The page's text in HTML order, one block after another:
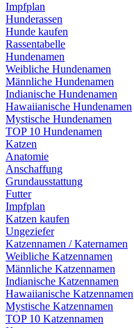
Impfplan
Hunderassen
Hunde kaufen
Rassentabelle
Hundenamen
Weibliche Hundenamen
Männliche Hundenamen
Indianische Hundenamen
Hawaiianische Hundenamen
Mystische Hundenamen
TOP 10 Hundenamen
Katzen
Anatomie
Anschaffung
Grundausstattung
Futter
Impfplan
Katzen kaufen
Ungeziefer
Katzennamen / Katernamen
Weibliche Katzennamen
Männliche Katzennamen
Indianische Katzennamen
Hawaiianische Katzennamen
Mystische Katzennamen
TOP 10 Katzennamen